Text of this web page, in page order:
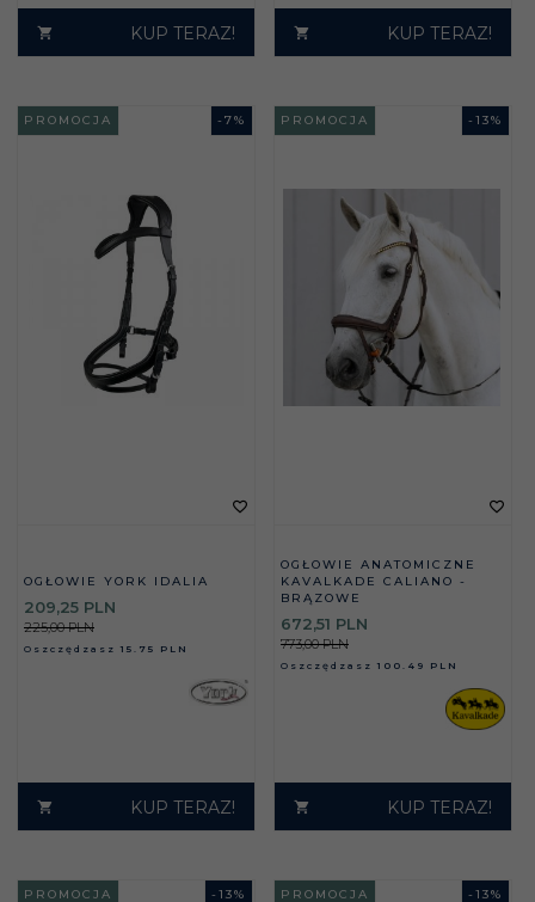
KUP TERAZ! KUP TERAZ!
- 7%
PROMOCJA
OGŁOWIE YORK IDALIA
209,25 PLN
225,00 PLN
Oszczędzasz 15.75 PLN
KUP TERAZ!
- 13%
PROMOCJA
OGŁOWIE ANATOMICZNE
KAVALKADE CALIANO -
BRĄZOWE
672,51 PLN
773,00 PLN
Oszczędzasz 100.49 PLN
KUP TERAZ!
- 13%
PROMOCJA - 13%
PROMOCJA